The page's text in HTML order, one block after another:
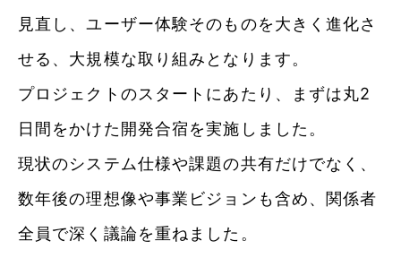
見直し、ユーザー体験そのものを大きく進化さ
せる、大規模な取り組みとなります。
プロジェクトのスタートにあたり、まずは丸2
日間をかけた開発合宿を実施しました。
現状のシステム仕様や課題の共有だけでなく、
数年後の理想像や事業ビジョンも含め、関係者
全員で深く議論を重ねました。